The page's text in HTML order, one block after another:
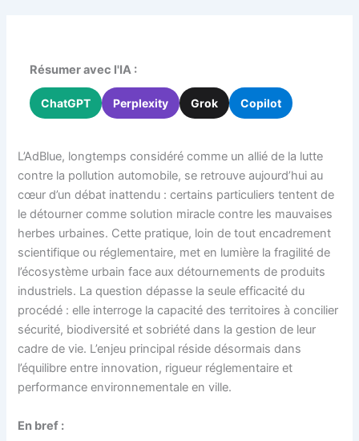
Résumer avec l'IA :
ChatGPT Perplexity Grok Copilot
L’AdBlue, longtemps considéré comme un allié de la lutte
contre la pollution automobile, se retrouve aujourd’hui au
cœur d’un débat inattendu : certains particuliers tentent de
le détourner comme solution miracle contre les mauvaises
herbes urbaines. Cette pratique, loin de tout encadrement
scientifique ou réglementaire, met en lumière la fragilité de
l’écosystème urbain face aux détournements de produits
industriels. La question dépasse la seule efficacité du
procédé : elle interroge la capacité des territoires à concilier
sécurité, biodiversité et sobriété dans la gestion de leur
cadre de vie. L’enjeu principal réside désormais dans
l’équilibre entre innovation, rigueur réglementaire et
performance environnementale en ville.
En bref :